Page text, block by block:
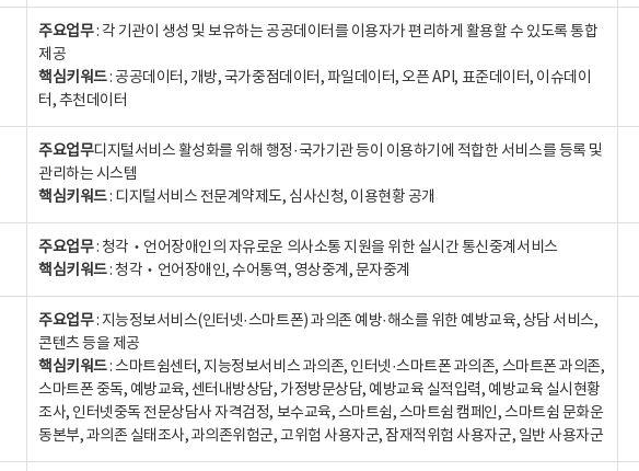
주요업무: 각 기관이 생성 및 보유하는 공공데이터를 이용자가 편리하게 활용할 수 있도록 통합
제공
핵심키워드: 공공데이터, 개방, 국가중점데이터, 파일데이터, 오픈 API, 표준데이터, 이슈데이
터, 추천데이터
주요업무디지털서비스 활성화를 위해 행정·국가기관 등이 이용하기에 적합한 서비스를 등록 및
관리하는 시스템
핵심키워드: 디지털서비스 전문계약제도, 심사신청, 이용현황 공개
주요업무: 청각‧언어장애인의 자유로운 의사소통 지원을 위한 실시간 통신중계서비스
핵심키워드: 청각‧언어장애인, 수어통역, 영상중계, 문자중계
주요업무: 지능정보서비스(인터넷·스마트폰) 과의존 예방·해소를 위한 예방교육, 상담 서비스,
콘텐츠 등을 제공
핵심키워드: 스마트쉼센터, 지능정보서비스 과의존, 인터넷·스마트폰 과의존, 스마트폰 과의존,
스마트폰 중독, 예방교육, 센터내방상담, 가정방문상담, 예방교육 실적입력, 예방교육 실시현황
조사, 인터넷중독 전문상담사 자격검정, 보수교육, 스마트쉼, 스마트쉼 캠페인, 스마트쉼 문화운
동본부, 과의존 실태조사, 과의존위험군, 고위험 사용자군, 잠재적위험 사용자군, 일반 사용자군